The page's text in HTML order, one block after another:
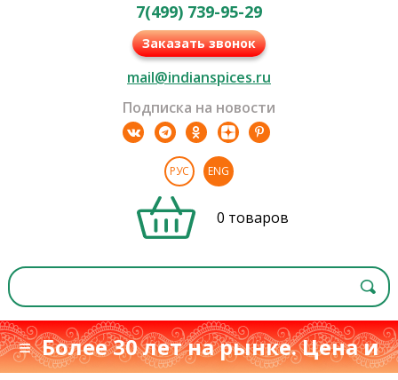
7(499) 739-95-29
Заказать звонок
mail@indianspices.ru
Подписка на новости
РУС ENG
0 товаров
≡ Более 30 лет на рынке. Цена и